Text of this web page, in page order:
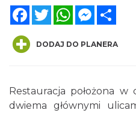
FacebookTwitterWhatsApp
DODAJ DO PLANERA
Restauracja położona
dwiema głównymi